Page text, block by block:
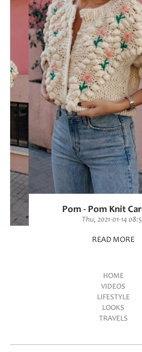
Pom - Pom Knit
Thu, 2021-01-14
READ MORE
HOME
VIDEOS
LIFESTYLE
LOOKS
TRAVELS